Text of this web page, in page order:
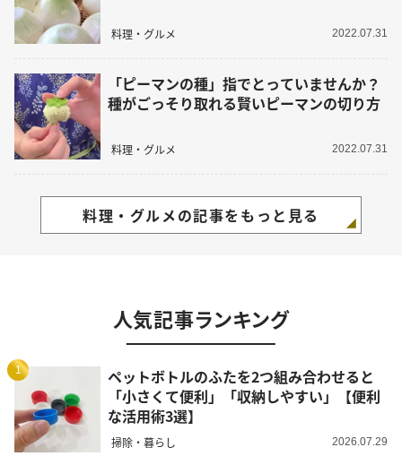
料理・グルメ 2022.07.31
「ピーマンの種」指でとっていませんか？
種がごっそり取れる賢いピーマンの切り方
料理・グルメ 2022.07.31
料理・グルメの記事をもっと見る
人気記事ランキング
1
ペットボトルのふたを2つ組み合わせると
「小さくて便利」「収納しやすい」【便利
な活用術3選】
掃除・暮らし 2026.07.29